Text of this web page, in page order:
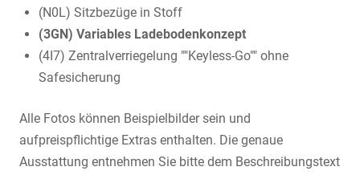
(N0L) Sitzbezüge in Stoff
(3GN) Variables Ladebodenkonzept
(4I7) Zentralverriegelung ""Keyless-Go"" ohne
Safesicherung
Alle Fotos können Beispielbilder sein und
aufpreispflichtige Extras enthalten. Die genaue
Ausstattung entnehmen Sie bitte dem Beschreibungstext